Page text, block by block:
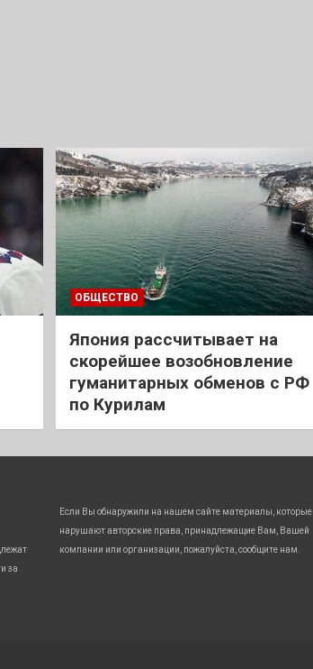
ОБЩЕСТВО
Япония рассчитывает на
скорейшее возобновление
гуманитарных обменов с РФ
по Курилам
за
Если Вы обнаружили на нашем сайте материалы, которые
нарушают авторские права, принадлежащие Вам, Вашей
компании или организации, пожалуйста, сообщите нам.